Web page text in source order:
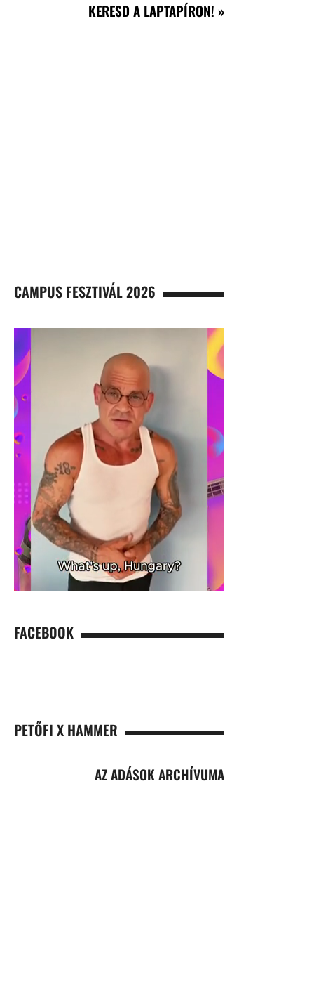
KERESD A LAPTAPÍRON! »
CAMPUS FESZTIVÁL 2026
FACEBOOK
PETŐFI X HAMMER
AZ ADÁSOK ARCHÍVUMA